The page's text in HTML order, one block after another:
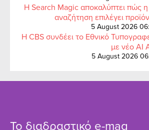
Η Search Magic αποκαλύπτει πώς
αναζήτηση επιλέγει
5 August 2026
Η CBS συνδέει το Εθνικό
με νέο AI
5 August 2026
Το διαδραστικό e-mag